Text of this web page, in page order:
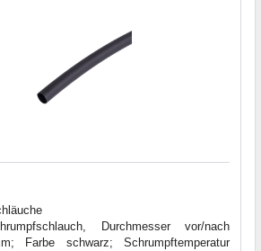
Durchmesser vor/nach
Farbe schwarz; Schrumpftemperatur